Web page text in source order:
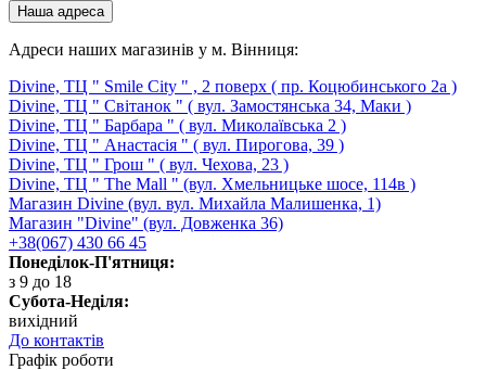
Наша адреса
Адреси наших магазинів у м. Вінниця:
Divine, ТЦ " Smile City " , 2 поверх ( пр. Коцюбинського 2а )
Divine, ТЦ " Світанок " ( вул. Замостянська 34, Маки )
Divine, ТЦ " Барбара " ( вул. Миколаївська 2 )
Divine, ТЦ " Анастасія " ( вул. Пирогова, 39 )
Divine, ТЦ " Грош " ( вул. Чехова, 23 )
Divine, ТЦ " The Mall " (вул. Хмельницьке шосе, 114в )
Магазин Divine (вул. вул. Михайла Малишенка, 1)
Магазин "Divine" (вул. Довженка 36)
+38(067) 430 66 45
Понеділок-П'ятниця:
з 9 до 18
Субота-Неділя:
вихідний
До контактів
Графік роботи